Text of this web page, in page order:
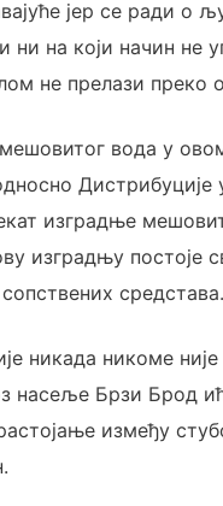
јер се ради о
ни на који начин
не прелази преко
вода у
изградње
изградњу постоје
средстава.
никада никоме
насеље Брзи Брод
између